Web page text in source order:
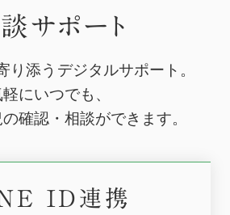
サポート
り添うデジタルサポート。
にいつでも、
確認・相談ができます。
ID連携